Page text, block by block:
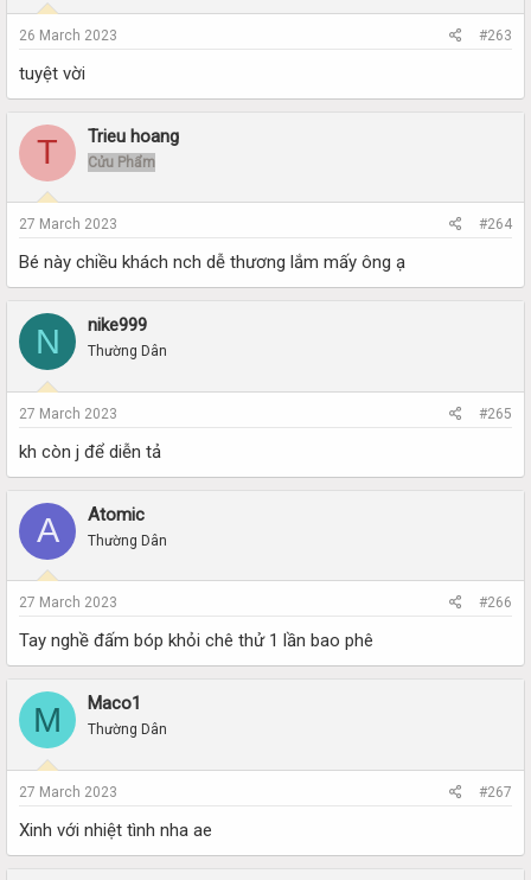
26 March 2023 #263
tuyệt vời
T Trieu hoang
Cửu Phẩm
27 March 2023 #264
Bé này chiều khách nch dễ thương lắm mấy ông ạ
N nike999
Thường Dân
27 March 2023 #265
kh còn j để diễn tả
A Atomic
Thường Dân
27 March 2023 #266
Tay nghề đấm bóp khỏi chê thử 1 lần bao phê
M Maco1
Thường Dân
27 March 2023 #267
Xinh với nhiệt tình nha ae